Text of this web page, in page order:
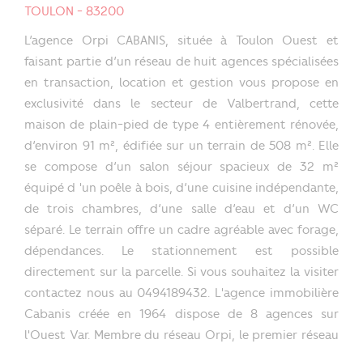
TOULON - 83200
L’agence Orpi CABANIS, située à Toulon Ouest et
faisant partie d’un réseau de huit agences spécialisées
en transaction, location et gestion vous propose en
exclusivité dans le secteur de Valbertrand, cette
maison de plain-pied de type 4 entièrement rénovée,
d’environ 91 m², édifiée sur un terrain de 508 m². Elle
se compose d’un salon séjour spacieux de 32 m²
équipé d 'un poêle à bois, d’une cuisine indépendante,
de trois chambres, d’une salle d’eau et d’un WC
séparé. Le terrain offre un cadre agréable avec forage,
dépendances. Le stationnement est possible
directement sur la parcelle. Si vous souhaitez la visiter
contactez nous au 0494189432. L'agence immobilière
Cabanis créée en 1964 dispose de 8 agences sur
l'Ouest Var. Membre du réseau Orpi, le premier réseau